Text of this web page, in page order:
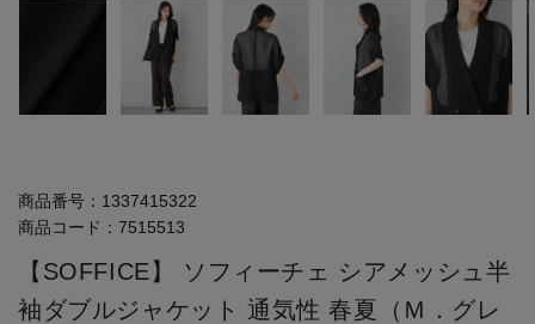
商品番号： 1337415322
商品コード： 7515513
【SOFFICE】 ソフィーチェ シアメッシュ半
袖ダブルジャケット 通気性 春夏（Ｍ．グレ